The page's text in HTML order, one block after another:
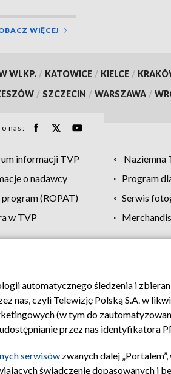
WIĘCEJ
WLKP. / KATOWICE / KIELCE /
/ SZCZECIN / WARSZAWA /
nas:
informacji TVP Naziemna
o nadawcy
Program
program (ROPAT)
Serwis
w TVP
Moje zgody Pomoc Biuro
automatycznego śledzenia i
nas, czyli Telewizję Polską S.A. w
(w tym do
przez nas identyfikatora
serwisów zwanych dalej
świadczenie dopasowanych i